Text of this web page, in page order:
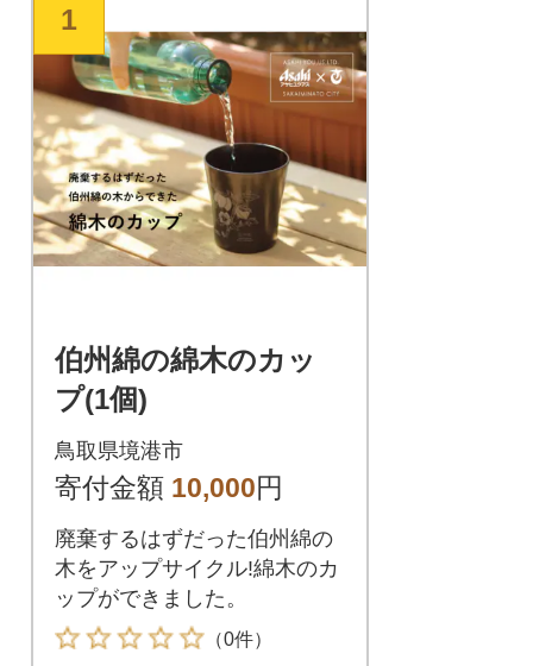
1
伯州綿の綿木のカッ
プ(1個)
鳥取県境港市
寄付金額 10,000円
廃棄するはずだった伯州綿の
木をアップサイクル!綿木のカ
ップができました。
（0件）